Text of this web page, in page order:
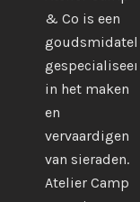
& Co is een
gespecialiseerd
in het maken
en
vervaardigen
van sieraden.
Atelier Camp